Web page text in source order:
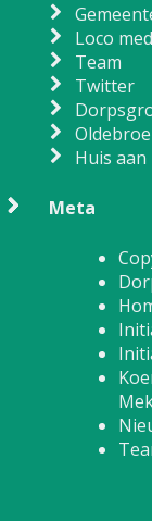
Loco
Team
Twitter
Huis aan
Meta